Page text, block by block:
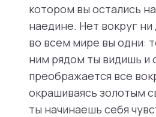
котором вы остались
наедине. Нет вокруг
во всем мире вы одни:
ним рядом ты видишь и
преображается все
окрашиваясь золотым
ты начинаешь себя